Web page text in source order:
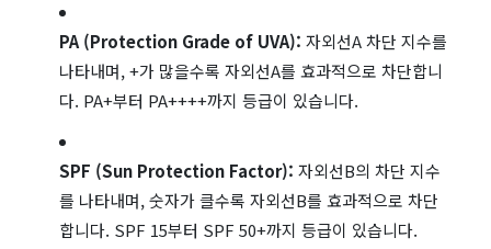
PA (Protection Grade of UVA): 자외선A 차단 지수를
나타내며, +가 많을수록 자외선A를 효과적으로 차단합니
다. PA+부터 PA++++까지 등급이 있습니다.
SPF (Sun Protection Factor): 자외선B의 차단 지수
를 나타내며, 숫자가 클수록 자외선B를 효과적으로 차단
합니다. SPF 15부터 SPF 50+까지 등급이 있습니다.